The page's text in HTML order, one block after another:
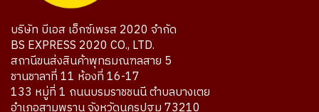
บริษัท บีเอส เอ็กซ์เพรส 2020 จำกัด
BS EXPRESS 2020 CO., LTD.
สถานีขนส่งสินค้าพุทธมณฑลสาย 5
ชานชาลาที่ 11 ห้องที่ 16-17
133 หมู่ที่ 1 ถนนบรมราชชนนี ตำบลบางเตย
อำเภอสามพราน จังหวัดนครปฐม 73210